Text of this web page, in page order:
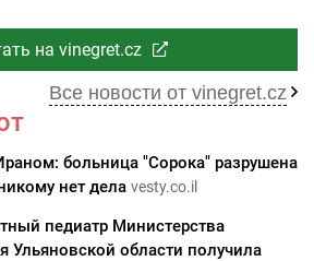
на vinegret.cz
Все новости от vinegret.cz
больница "Сорока" разрушена
нет дела vesty.co.il
педиатр Министерства
Ульяновской области получила